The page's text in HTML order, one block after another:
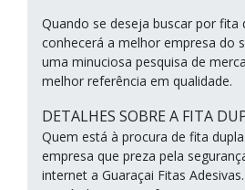
Quando se deseja buscar por fita
conhecerá a melhor empresa do
uma minuciosa pesquisa de
melhor referência em qualidade.
DETALHES SOBRE A FITA
Quem está à procura de fita
empresa que preza pela
internet a Guaraçai Fitas